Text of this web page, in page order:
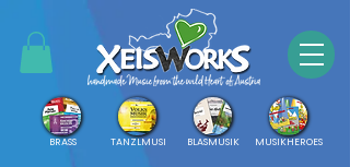
BRASS TANZLMUSI BLASMUSIK MUSIKHEROES